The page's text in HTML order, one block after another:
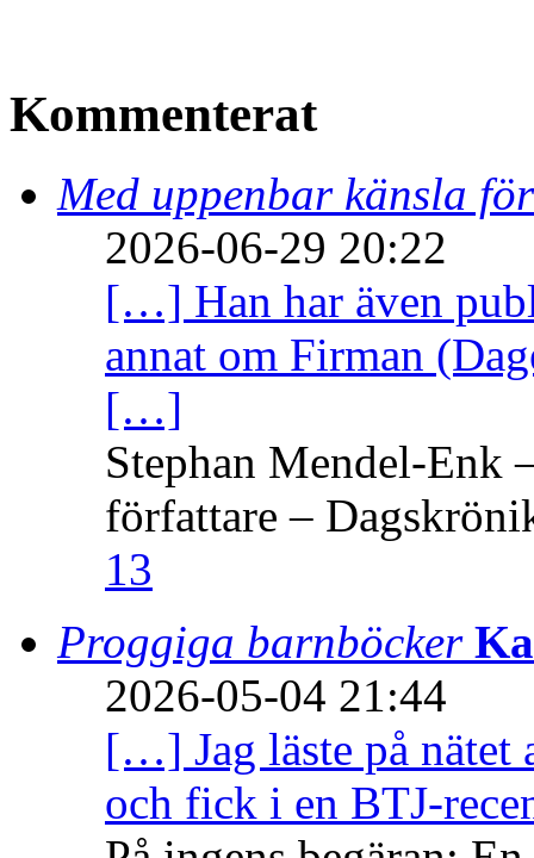
Kommenterat
Med uppenbar känsla
2026-06-29 20:22
[…] Han har även
annat om Firman
[…]
Stephan Mendel-Enk
författare –
13
Proggiga barnböcker
2026-05-04 21:44
[…] Jag läste på nätet
och fick i en BTJ-